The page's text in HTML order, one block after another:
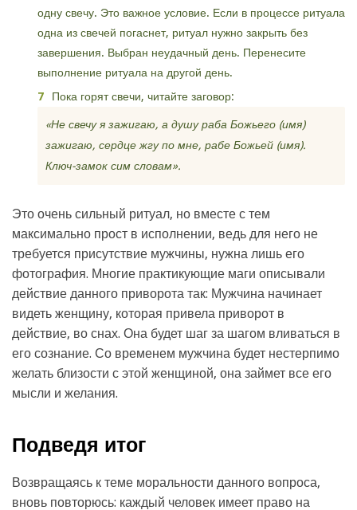
одну свечу. Это важное условие. Если в процессе ритуала
одна из свечей погаснет, ритуал нужно закрыть без
завершения. Выбран неудачный день. Перенесите
выполнение ритуала на другой день.
Пока горят свечи, читайте заговор:
«Не свечу я зажигаю, а душу раба Божьего (имя)
зажигаю, сердце жгу по мне, рабе Божьей (имя).
Ключ-замок сим словам».
Это очень сильный ритуал, но вместе с тем
максимально прост в исполнении, ведь для него не
требуется присутствие мужчины, нужна лишь его
фотография. Многие практикующие маги описывали
действие данного приворота так: Мужчина начинает
видеть женщину, которая привела приворот в
действие, во снах. Она будет шаг за шагом вливаться в
его сознание. Со временем мужчина будет нестерпимо
желать близости с этой женщиной, она займет все его
мысли и желания.
Подведя итог
Возвращаясь к теме моральности данного вопроса,
вновь повторюсь: каждый человек имеет право на